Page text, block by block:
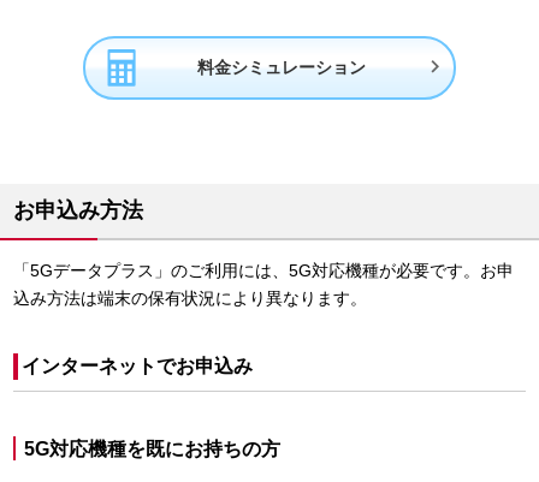
料金シミュレーション 
お申込み方法
「5Gデータプラス」のご利用には、5G対応機種が必要です。お申
込み方法は端末の保有状況により異なります。
インターネットでお申込み
5G対応機種を既にお持ちの方